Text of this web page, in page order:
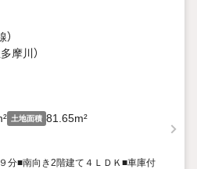
摩川）
土地面積 81.65m²
分■南向き2階建て４ＬＤＫ■車庫付